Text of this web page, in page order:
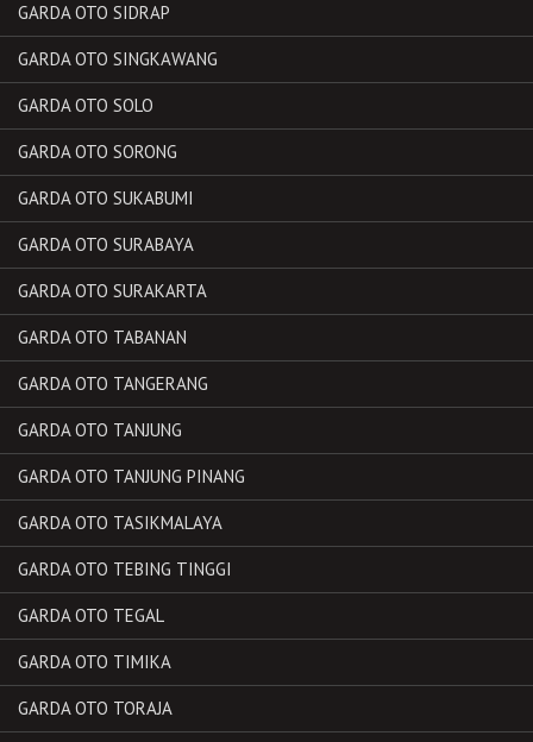
GARDA OTO SIDRAP
GARDA OTO SINGKAWANG
GARDA OTO SOLO
GARDA OTO SORONG
GARDA OTO SUKABUMI
GARDA OTO SURABAYA
GARDA OTO SURAKARTA
GARDA OTO TABANAN
GARDA OTO TANGERANG
GARDA OTO TANJUNG
GARDA OTO TANJUNG PINANG
GARDA OTO TASIKMALAYA
GARDA OTO TEBING TINGGI
GARDA OTO TEGAL
GARDA OTO TIMIKA
GARDA OTO TORAJA